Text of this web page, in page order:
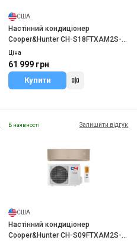
США
Настінний кондиціонер
Cooper&Hunter CH-S18FTXAM2S-
GD
Ціна
61 999 грн
Купити
В наявності Залишити відгук
США
Настінний кондиціонер
Cooper&Hunter CH-S09FTXAM2S-